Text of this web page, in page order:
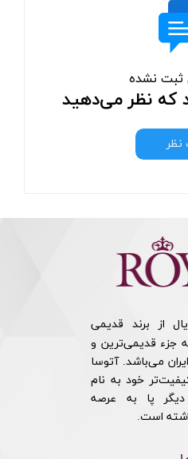
ثبت نشده
که نظر می‌دهید
نظر
از برند قدیمی
جزء قدیمی‌ترین و
می‌باشد. آتوسا
خود به نام
دیگر پا به عرصه
است.​​​​​​​